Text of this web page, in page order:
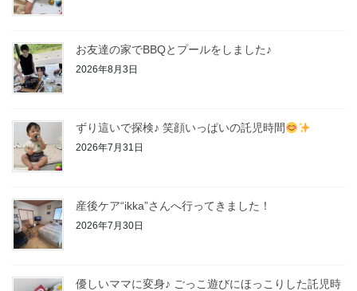
お友達の家でBBQとプールをしました♪
2026年8月3日
ずり這いで探検♪ 笑顔いっぱいの託児時間
2026年7月31日
産後ケア“ikka”さんへ行ってきました！
2026年7月30日
優しいママに変身♪ ごっこ遊びにほっこりした託児時